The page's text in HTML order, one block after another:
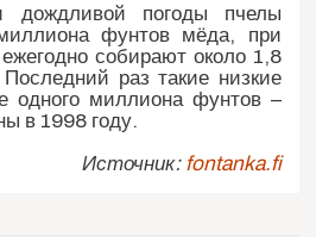
дождливой погоды пчелы
фунтов мёда, при
собирают около 1,8
раз такие низкие
одного миллиона фунтов –
в 1998 году.
Источник: fontanka.fi